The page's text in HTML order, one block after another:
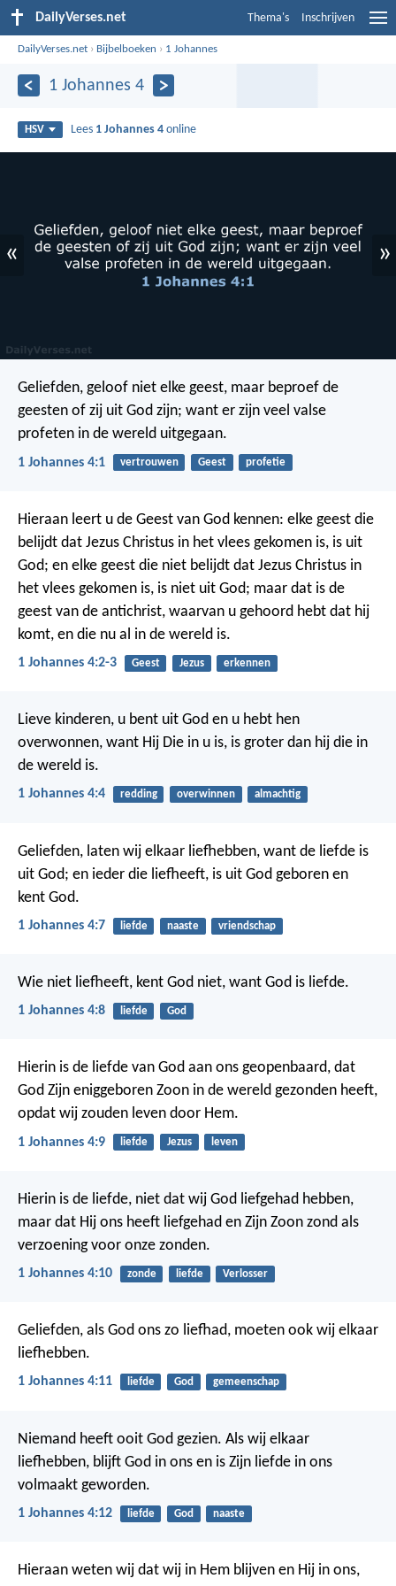
DailyVerses.net Thema's Inschrijven
DailyVerses.net › Bijbelboeken › 1 Johannes
1 Johannes 4
HSV Lees 1 Johannes 4 online
« »
Geliefden, geloof niet elke geest, maar beproef de
geesten of zij uit God zijn; want er zijn veel valse
profeten in de wereld uitgegaan.
1 Johannes 4:1 vertrouwen Geest profetie
Hieraan leert u de Geest van God kennen: elke geest die
belijdt dat Jezus Christus in het vlees gekomen is, is uit
God; en elke geest die niet belijdt dat Jezus Christus in
het vlees gekomen is, is niet uit God; maar dat is de
geest van de antichrist, waarvan u gehoord hebt dat hij
komt, en die nu al in de wereld is.
1 Johannes 4:2-3 Geest Jezus erkennen
Lieve kinderen, u bent uit God en u hebt hen
overwonnen, want Hij Die in u is, is groter dan hij die in
de wereld is.
1 Johannes 4:4 redding overwinnen almachtig
Geliefden, laten wij elkaar liefhebben, want de liefde is
uit God; en ieder die liefheeft, is uit God geboren en
kent God.
1 Johannes 4:7 liefde naaste vriendschap
Wie niet liefheeft, kent God niet, want God is liefde.
1 Johannes 4:8 liefde God
Hierin is de liefde van God aan ons geopenbaard, dat
God Zijn eniggeboren Zoon in de wereld gezonden heeft,
opdat wij zouden leven door Hem.
1 Johannes 4:9 liefde Jezus leven
Hierin is de liefde, niet dat wij God liefgehad hebben,
maar dat Hij ons heeft liefgehad en Zijn Zoon zond als
verzoening voor onze zonden.
1 Johannes 4:10 zonde liefde Verlosser
Geliefden, als God ons zo liefhad, moeten ook wij elkaar
liefhebben.
1 Johannes 4:11 liefde God gemeenschap
Niemand heeft ooit God gezien. Als wij elkaar
liefhebben, blijft God in ons en is Zijn liefde in ons
volmaakt geworden.
1 Johannes 4:12 liefde God naaste
Hieraan weten wij dat wij in Hem blijven en Hij in ons,